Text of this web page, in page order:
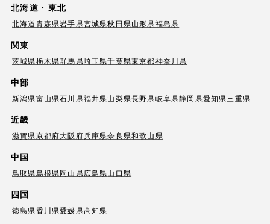
北海道・東北
北海道青森県岩手県宮城県秋田県山形県福島県
関東
茨城県栃木県群馬県埼玉県千葉県東京都神奈川県
中部
新潟県富山県石川県福井県山梨県長野県岐阜県静岡県愛知県三重県
近畿
滋賀県京都府大阪府兵庫県奈良県和歌山県
中国
鳥取県島根県岡山県広島県山口県
四国
徳島県香川県愛媛県高知県